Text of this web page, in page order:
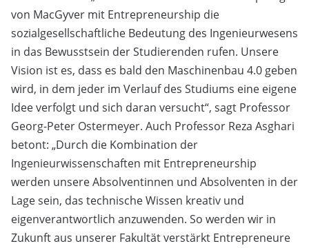
von MacGyver mit Entrepreneurship die
sozialgesellschaftliche Bedeutung des Ingenieurwesens
in das Bewusstsein der Studierenden rufen. Unsere
Vision ist es, dass es bald den Maschinenbau 4.0 geben
wird, in dem jeder im Verlauf des Studiums eine eigene
Idee verfolgt und sich daran versucht“, sagt Professor
Georg-Peter Ostermeyer. Auch Professor Reza Asghari
betont: „Durch die Kombination der
Ingenieurwissenschaften mit Entrepreneurship
werden unsere Absolventinnen und Absolventen in der
Lage sein, das technische Wissen kreativ und
eigenverantwortlich anzuwenden. So werden wir in
Zukunft aus unserer Fakultät verstärkt Entrepreneure